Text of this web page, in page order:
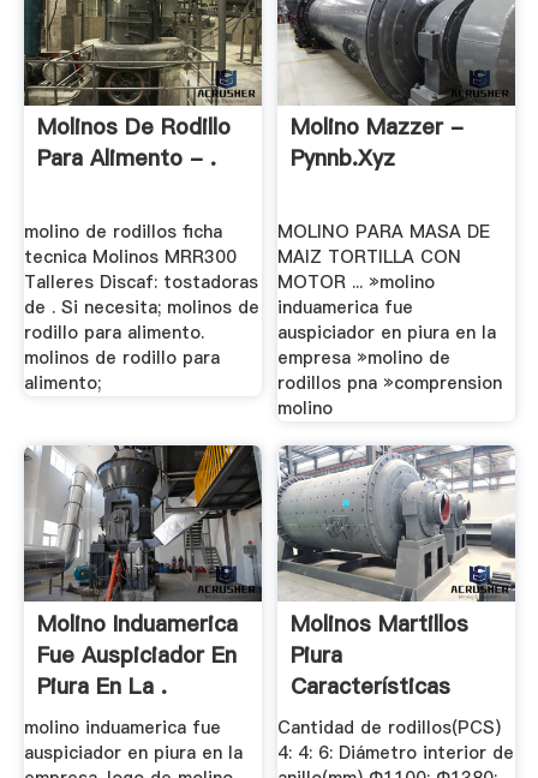
Molinos De Rodillo
Para Alimento - .
molino de rodillos ficha
tecnica Molinos MRR300
Talleres Discaf: tostadoras
de . Si necesita; molinos de
rodillo para alimento.
molinos de rodillo para
alimento;
Molino Mazzer -
Pynnb.xyz
MOLINO PARA MASA DE
MAIZ TORTILLA CON
MOTOR ... »molino
induamerica fue
auspiciador en piura en la
empresa »molino de
rodillos pna »comprension
molino
Molino Induamerica
Fue Auspiciador En
Piura En La .
molino induamerica fue
auspiciador en piura en la
Molinos Martillos
Piura
Características
Molino .
Cantidad de rodillos(PCS)
4: 4: 6: Diámetro interior de